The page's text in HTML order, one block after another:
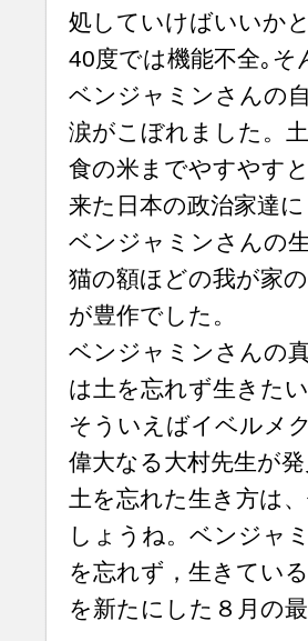
処していけばいいか
40度では機能不全｡そ
ベンジャミンさんの
涙がこぼれました。
食の米までやすやす
来た日本の政治家達に
ベンジャミンさんの
猫の額ほどの我が家
が豊作でした。
ベンジャミンさんの
は土を忘れず生きたい
そういえばイベルメ
偉大なる大村先生が
土を忘れた生き方は
しょうね。ベンジャ
を忘れず，生きてい
を新たにした８月の最